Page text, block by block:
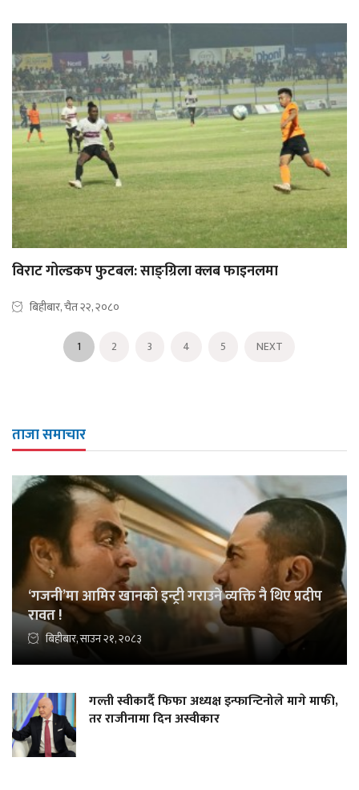
विराट गोल्डकप फुटबल: साङ्ग्रिला क्लब फाइनलमा
बिहीबार, चैत २२, २०८०
1 2 3 4 5 NEXT
ताजा समाचार
‘गजनी’मा आमिर खानको इन्ट्री गराउने व्यक्ति नै थिए प्रदीप
रावत !
बिहीबार, साउन २१, २०८३
गल्ती स्वीकार्दै फिफा अध्यक्ष इन्फान्टिनोले मागे माफी,
तर राजीनामा दिन अस्वीकार